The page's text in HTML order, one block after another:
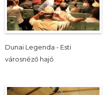
Dunai Legenda - Esti
városnéző hajó